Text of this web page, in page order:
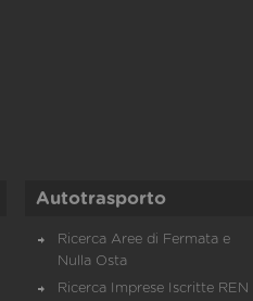
Autotrasporto
Ricerca Aree di Fermata e
Nulla Osta
Ricerca Imprese Iscritte REN